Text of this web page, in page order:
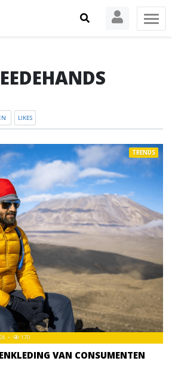
LIKES
VAN CONSUMENTEN
170
TRENDS